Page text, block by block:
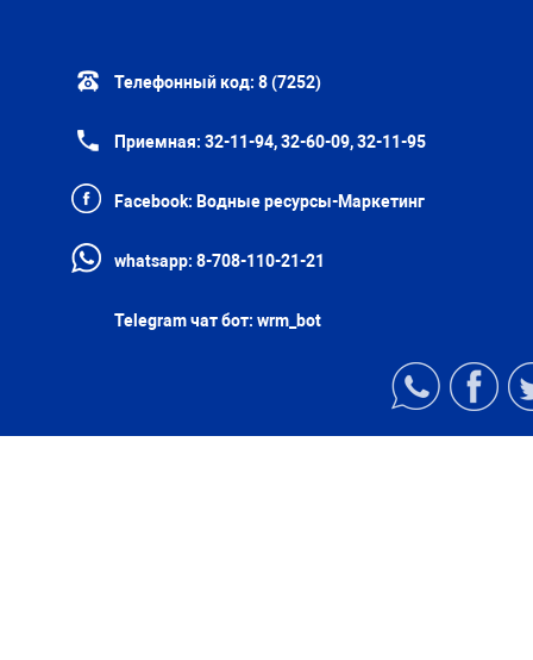
Телефонный код: 8 (7252)
Приемная: 32-11-94, 32-60-09, 32-11-95
Facebook: Водные ресурсы-Маркетинг
whatsapp: 8-708-110-21-21
Telegram чат бот: wrm_bot